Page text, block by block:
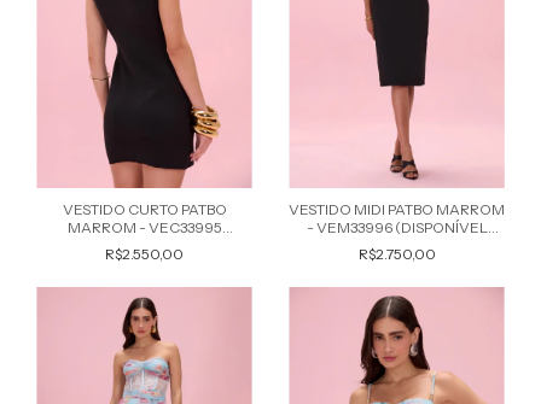
VESTIDO CURTO PATBO
MARROM - VEC33995
(DISPONÍVEL MARROM)
R$2.550,00
VESTIDO MIDI PATBO MARROM
- VEM33996 (DISPONÍVEL
MARROM)
R$2.750,00